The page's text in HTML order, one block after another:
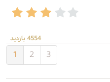
4554 بازدید
1 2 3